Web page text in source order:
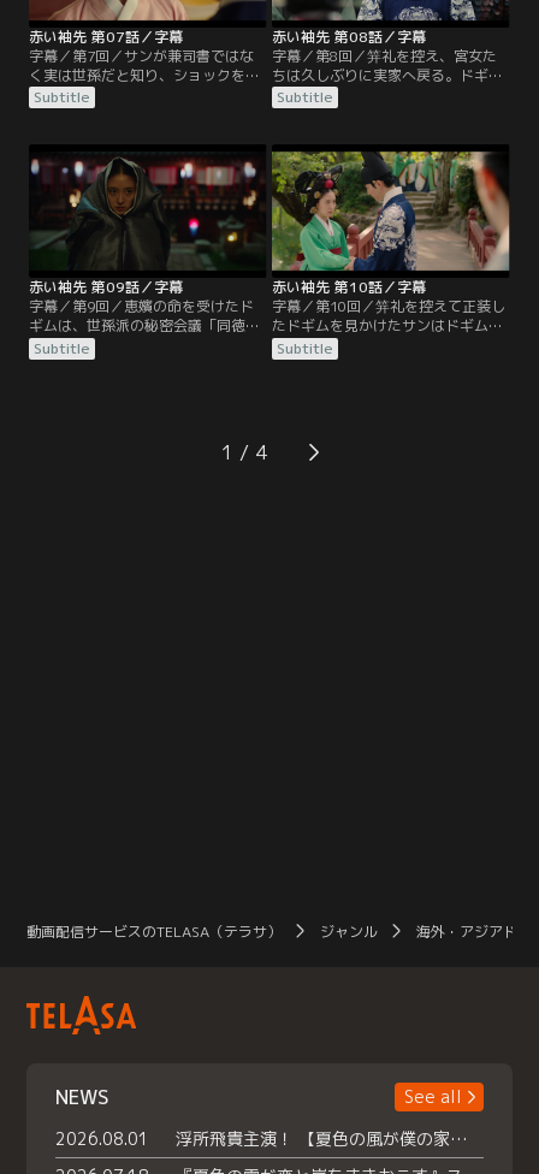
赤い袖先 第07話／字幕
字幕／第7回／サンが兼司書ではな
く実は世孫だと知り、ショックを受
けるドギム。一方、サンは自派の秘
密会議を持ち、虎を捕えた夜に自分
する。そんな中、ドギムたちが見習
いを卒業して正式な宮女になる笄礼
の日が近づく。ドギムは書庫係から
東宮殿に配置が変わることを考える
と気が重い。書庫での最後の日、サ
ンがドギムの前に姿を現す。
Subtitle
赤い袖先 第08話／字幕
字幕／第8回／笄礼を控え、宮女た
ちは久しぶりに実家へ戻る。ドギム
が向かったのはサンの実母、恵嬪
（ヘビン）の屋敷だった。逆賊の汚
救った恵嬪は、恩返しとしてサンを
監視し報告することをドギムに求め
る。サンの世子廃位を狙うサンの叔
母、和緩（ファワン）翁主は、ドギ
ムが王に謁見した宮女だと知り、濡
れ衣を着せドギムを罰しようと…。
Subtitle
赤い袖先 第09話／字幕
字幕／第9回／恵嬪の命を受けたド
ギムは、世孫派の秘密会議「同徳
会」のために妓房に出入りするサン
を尾行。ドンノに見つかり殺されか
はドギムを自分の使い走りとして同
徳会に迎え入れることに。一方、英
Subtitle
赤い袖先 第10話／字幕
字幕／第10回／笄礼を控えて正装し
たドギムを見かけたサンはドギムが
王の寵愛を受けたと勘違いするが、
笄礼のためだと知り安堵する。笄礼
制する恵嬪の意図に気づき、傷つく
ドギム。一方、サンが妓房通いをし
Subtitle
1
動画配信サービスのTELASA（テラサ） ジャンル 海外・アジアドラ
NEWS
See all
2026.08.01
浮所飛貴主演！ 【夏色の風が僕の家にやってきた】 本日よりテラサで独占配信スタート！